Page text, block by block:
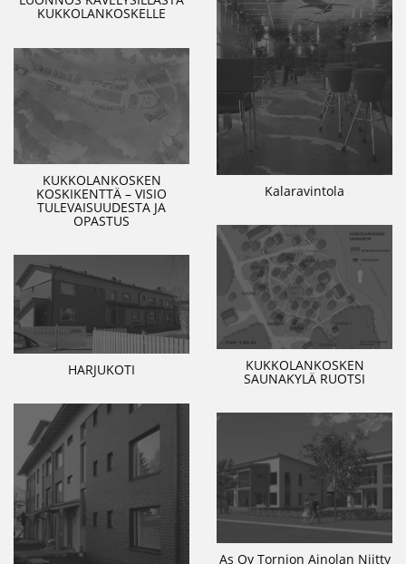
KUKKOLANKOSKELLE
Kalaravintola
KUKKOLANKOSKEN
KOSKIKENTTÄ – VISIO
TULEVAISUUDESTA JA
OPASTUS
KUKKOLANKOSKEN
SAUNAKYLÄ RUOTSI
HARJUKOTI
As Oy Tornion Ainolan Niitty